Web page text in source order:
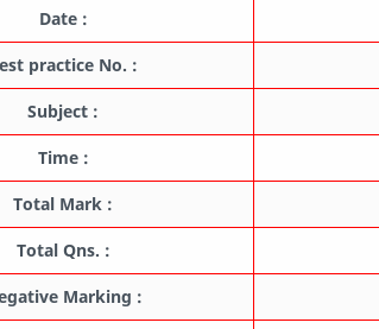
Date :
practice No. :
Subject :
Time :
Total Mark :
Total Qns. :
Marking :